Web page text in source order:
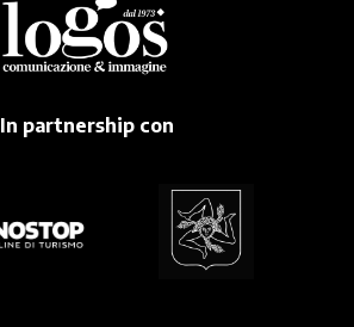
In partnership con